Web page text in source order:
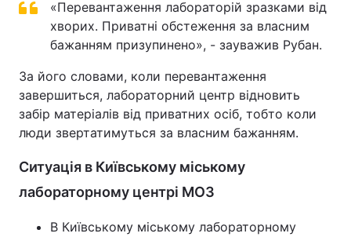
«Перевантаження лабораторій зразками від
хворих. Приватні обстеження за власним
бажанням призупинено», - зауважив Рубан.
За його словами, коли перевантаження
завершиться, лабораторний центр відновить
забір матеріалів від приватних осіб, тобто коли
люди звертатимуться за власним бажанням.
Ситуація в Київському міському
лабораторному центрі МОЗ
В Київському міському лабораторному